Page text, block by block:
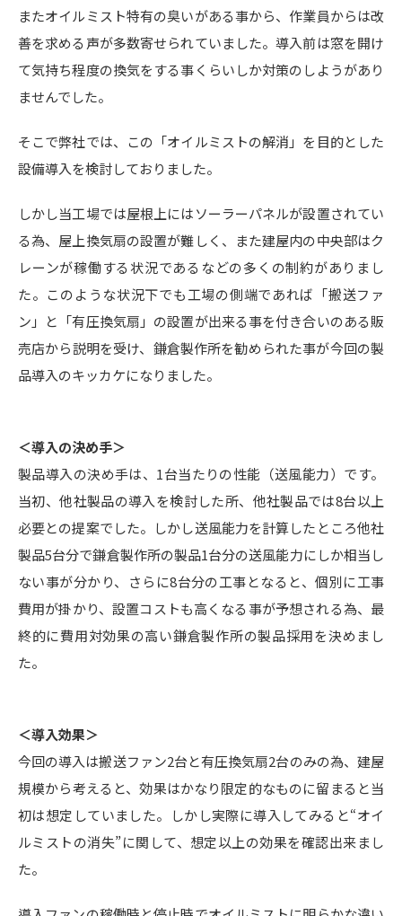
またオイルミスト特有の臭いがある事から、作業員からは改
善を求める声が多数寄せられていました。導入前は窓を開け
て気持ち程度の換気をする事くらいしか対策のしようがあり
ませんでした。
そこで弊社では、この「オイルミストの解消」を目的とした
設備導入を検討しておりました。
しかし当工場では屋根上にはソーラーパネルが設置されてい
る為、屋上換気扇の設置が難しく、また建屋内の中央部はク
レーンが稼働する状況であるなどの多くの制約がありまし
た。このような状況下でも工場の側端であれば「搬送ファ
ン」と「有圧換気扇」の設置が出来る事を付き合いのある販
売店から説明を受け、鎌倉製作所を勧められた事が今回の製
品導入のキッカケになりました。
＜導入の決め手＞
製品導入の決め手は、1台当たりの性能（送風能力）です。
当初、他社製品の導入を検討した所、他社製品では8台以上
必要との提案でした。しかし送風能力を計算したところ他社
製品5台分で鎌倉製作所の製品1台分の送風能力にしか相当し
ない事が分かり、さらに8台分の工事となると、個別に工事
費用が掛かり、設置コストも高くなる事が予想される為、最
終的に費用対効果の高い鎌倉製作所の製品採用を決めまし
た。
＜導入効果＞
今回の導入は搬送ファン2台と有圧換気扇2台のみの為、建屋
規模から考えると、効果はかなり限定的なものに留まると当
初は想定していました。しかし実際に導入してみると“オイ
ルミストの消失”に関して、想定以上の効果を確認出来まし
た。